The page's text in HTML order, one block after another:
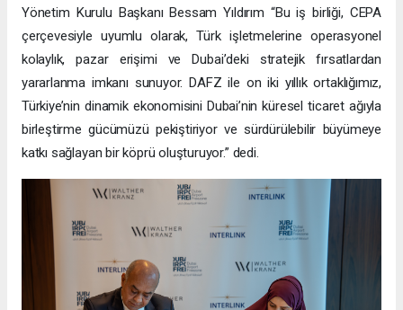
Yönetim Kurulu Başkanı Bessam Yıldırım “Bu iş birliği, CEPA
çerçevesiyle uyumlu olarak, Türk işletmelerine operasyonel
kolaylık, pazar erişimi ve Dubai’deki stratejik fırsatlardan
yararlanma imkanı sunuyor. DAFZ ile on iki yıllık ortaklığımız,
Türkiye’nin dinamik ekonomisini Dubai’nin küresel ticaret ağıyla
birleştirme gücümüzü pekiştiriyor ve sürdürülebilir büyümeye
katkı sağlayan bir köprü oluşturuyor.” dedi.